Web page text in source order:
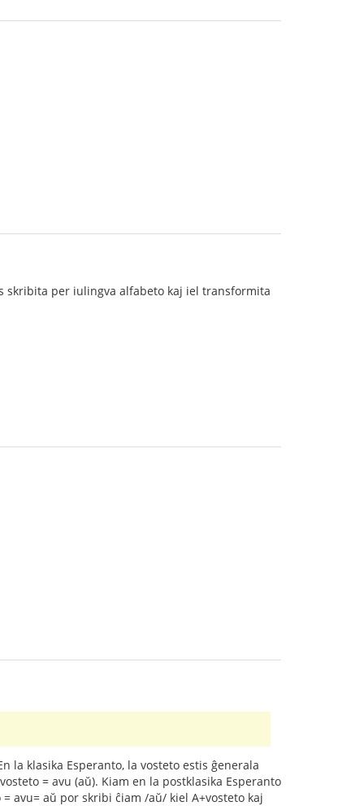
skribita per iulingva alfabeto kaj iel transformita
la klasika Esperanto, la vosteto estis ĝenerala
= avu (aŭ). Kiam en la postklasika Esperanto
avu= aŭ por skribi ĉiam /aŭ/ kiel A+vosteto kaj